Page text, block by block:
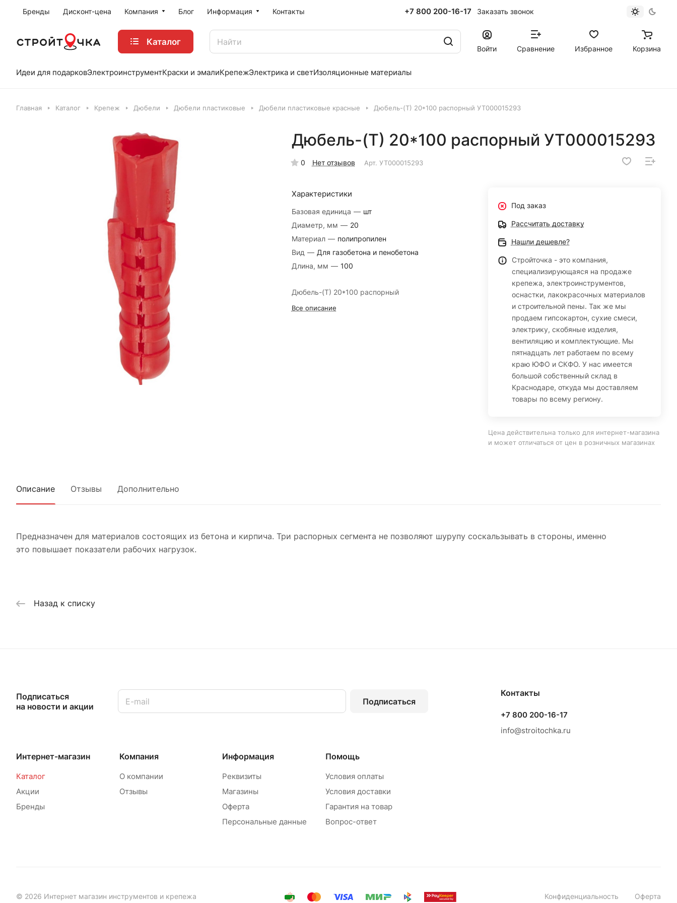
Бренды Дисконт-цена Компания Блог Информация Контакты +7 800 200-16-17 Заказать звонок
Каталог
Войти Сравнение Избранное Корзина
Идеи для подарковЭлектроинструментКраски и эмалиКрепежЭлектрика и светИзоляционные материалы
Главная Каталог Крепеж Дюбели Дюбели пластиковые Дюбели пластиковые красные Дюбель-(Т) 20*100 распорный УТ000015293
Дюбель-(Т) 20*100 распорный УТ000015293
0 Нет отзывов Арт. УТ000015293
Характеристики
Базовая единица — шт
Диаметр, мм — 20
Материал — полипропилен
Вид — Для газобетона и пенобетона
Длина, мм — 100
Дюбель-(Т) 20*100 распорный
Все описание
Под заказ
Рассчитать доставку
Нашли дешевле?
Стройточка - это компания,
специализирующаяся на продаже
крепежа, электроинструментов,
оснастки, лакокрасочных материалов
и строительной пены. Так же мы
продаем гипсокартон, сухие смеси,
электрику, скобяные изделия,
вентиляцию и комплектующие. Мы
пятнадцать лет работаем по всему
краю ЮФО и СКФО. У нас имеется
большой собственный склад в
Краснодаре, откуда мы доставляем
товары по всему региону.
Цена действительна только для интернет-магазина
и может отличаться от цен в розничных магазинах
Описание Отзывы Дополнительно
Предназначен для материалов состоящих из бетона и кирпича. Три распорных сегмента не позволяют шурупу соскальзывать в стороны, именно
это повышает показатели рабочих нагрузок.
Назад к списку
Подписаться
на новости и акции
Подписаться
Интернет-магазин
Каталог
Акции
Бренды
Компания
О компании
Отзывы
Информация
Реквизиты
Магазины
Оферта
Персональные данные
Помощь
Условия оплаты
Условия доставки
Гарантия на товар
Вопрос-ответ
Контакты
+7 800 200-16-17
info@stroitochka.ru
© 2026 Интернет магазин инструментов и крепежа Конфиденциальность Оферта